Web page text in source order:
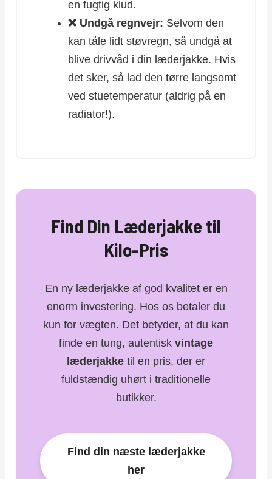
en fugtig klud.
❌ Undgå regnvejr: Selvom den
kan tåle lidt støvregn, så undgå at
blive drivvåd i din læderjakke. Hvis
det sker, så lad den tørre langsomt
ved stuetemperatur (aldrig på en
radiator!).
Find Din Læderjakke til
Kilo-Pris
En ny læderjakke af god kvalitet er en
enorm investering. Hos os betaler du
kun for vægten. Det betyder, at du kan
finde en tung, autentisk vintage
læderjakke til en pris, der er
fuldstændig uhørt i traditionelle
butikker.
Find din næste læderjakke
her